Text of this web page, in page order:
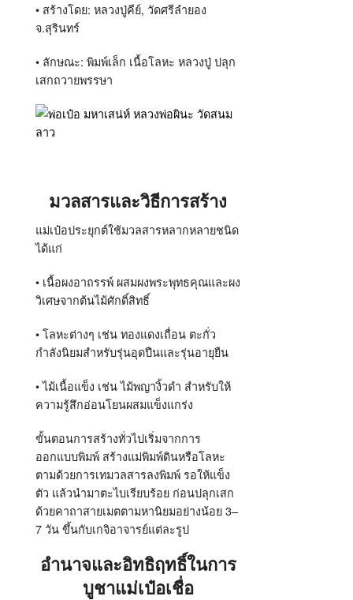
• สร้างโดย: หลวงปู่คีย์, วัดศรีลำยอง
จ.สุรินทร์
• ลักษณะ: พิมพ์เล็ก เนื้อโลหะ หลวงปู่ ปลุก
เสกถวายพรรษา
มวลสารและวิธีการสร้าง
แม่เป๋อประยุกต์ใช้มวลสารหลากหลายชนิด
ได้แก่
• เนื้อผงอาถรรพ์ ผสมผงพระพุทธคุณและผง
วิเศษจากต้นไม้ศักดิ์สิทธิ์
•โลหะต่างๆ เช่น ทองแดงเถื่อน ตะกั่ว
กำลังนิยมสำหรับรุ่นอุดปืนและรุ่นอายุยืน
•ไม้เนื้อแข็ง เช่น ไม้พญางิ้วดำ สำหรับให้
ความรู้สึกอ่อนโยนผสมแข็งแกร่ง
ขั้นตอนการสร้างทั่วไปเริ่มจากการ
ออกแบบพิมพ์ สร้างแม่พิมพ์ดินหรือโลหะ
ตามด้วยการเทมวลสารลงพิมพ์ รอให้แข็ง
ตัว แล้วนำมาตะไบเรียบร้อย ก่อนปลุกเสก
ด้วยคาถาสายเมตตามหานิยมอย่างน้อย3–
7 วัน ขึ้นกับเกจิอาจารย์แต่ละรูป
อำนาจและอิทธิฤทธิ์ในการ
บูชาแม่เป๋อเชื่อ